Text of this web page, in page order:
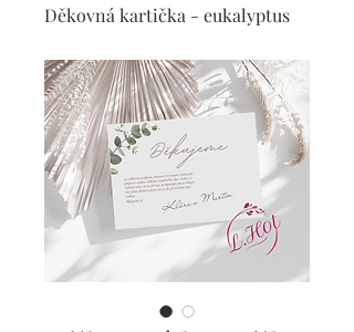
Děkovná kartička - eukalyptus